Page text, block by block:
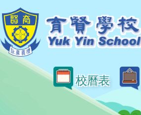
移至主內容
校曆表